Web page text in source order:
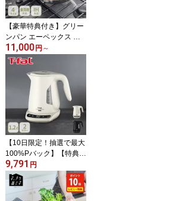
ハンドル キッチン レビ
ューキャンペーン】
【豪華特典付き】グリー
ンパン エーペックス フ
ライパン 20cm・24cm・
26cm・28cm CC010627
CC010629-104・CC010
630-104（ガス火・IH対
応）GREENPAN【フラ
イパン ステンレス鋼 ア
ルミニウム合金 キッチン
レビューキャンペーン】
11,000円 ～
【10日限定！抽選で最大
100%Pバック】【特典付
き】T-FAL ティファール
ジャスティン ロック コ
ントロール 1.2L KO823A
JP KO823NJP【電気ケ
9,791 円